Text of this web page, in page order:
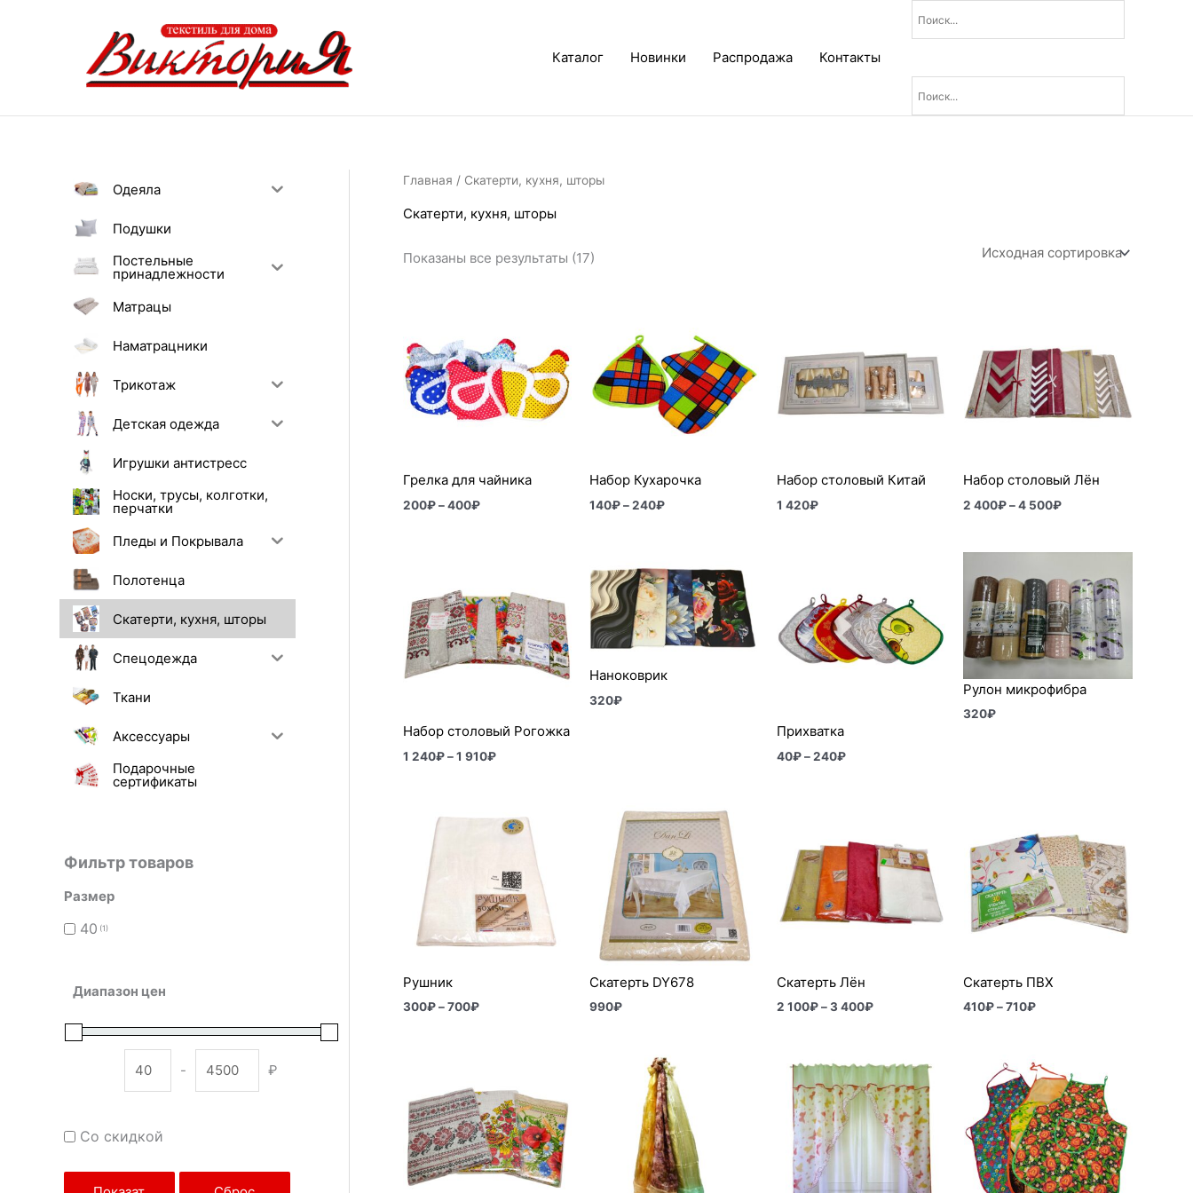
Каталог Новинки Распродажа Контакты
Одеяла
Подушки
Постельные
принадлежности
Матрацы
Наматрацники
Трикотаж
Детская одежда
Игрушки антистресс
Носки, трусы, колготки,
перчатки
Пледы и Покрывала
Полотенца
Скатерти, кухня, шторы
Спецодежда
Ткани
Аксессуары
Подарочные
сертификаты
Фильтр товаров
Размер
40 (1)
Диапазон цен
- ₽
Со скидкой
Главная / Скатерти, кухня, шторы
Скатерти, кухня, шторы
Показаны все результаты (17)
Грелка для чайника
200₽ – 400₽
200₽
–
400₽
Набор Кухарочка
140₽ – 240₽
140₽
–
240₽
Набор столовый Китай
1 420₽
Набор столовый Лён
2 400₽ – 4 500₽
400₽
–
4
500₽
Набор столовый Рогожка
1 240₽ – 1 910₽
240₽
–
1
910₽
Наноковрик
320₽
Прихватка
40₽–240₽
–
240₽
Рулон микрофибра
320₽
Рушник
300₽ – 700₽
цен:
300₽
700₽
Скатерть DY678
990₽
Скатерть Лён
2 100₽–3 400₽
100₽
–
3
400₽
Скатерть ПВХ
410₽ – 710₽
410₽
–
710₽
600₽
1
120₽
цен:
180₽
–
320₽